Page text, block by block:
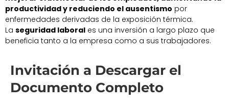
productividad y reduciendo el ausentismo por
enfermedades derivadas de la exposición térmica.
La seguridad laboral es una inversión a largo plazo que
beneficia tanto a la empresa como a sus trabajadores.
Invitación a Descargar el
Documento Completo